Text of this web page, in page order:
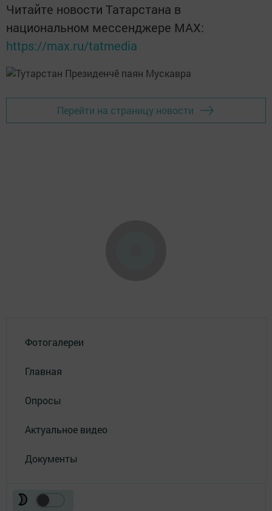
Читайте новости Татарстана в
национальном мессенджере MАХ:
https://max.ru/tatmedia
Перейти на страницу новости
Фотогалереи
Главная
Опросы
Актуальное видео
Документы